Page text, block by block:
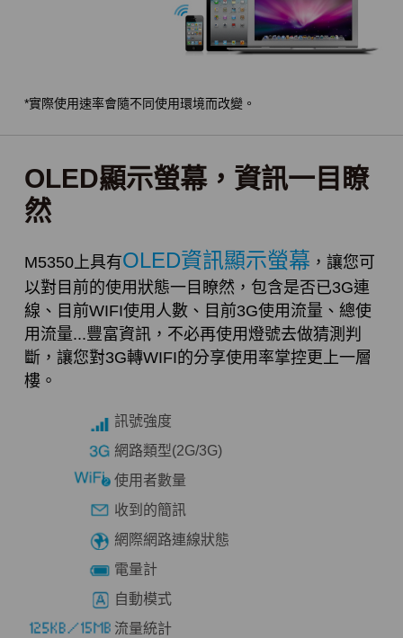
*實際使用速率會隨不同使用環境而改變。
OLED顯示螢幕，資訊一目瞭
然
M5350上具有OLED資訊顯示螢幕 ，讓您可
以對目前的使用狀態一目瞭然，包含是否已3G連
線、目前WIFI使用人數、目前3G使用流量、總使
用流量...豐富資訊，不必再使用燈號去做猜測判
斷，讓您對3G轉WIFI的分享使用率掌控更上一層
樓。
訊號強度
網路類型(2G/3G)
使用者數量
收到的簡訊
網際網路連線狀態
電量計
自動模式
流量統計